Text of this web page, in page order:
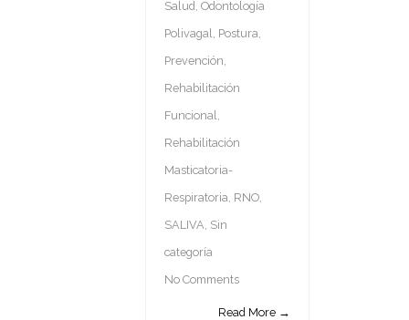
Salud Odontología
Polivagal Postura
Prevención
Rehabilitación
Funcional
Rehabilitación
Masticatoria-
Respiratoria RNO
SALIVA Sin
categoría
No Comments
Read More →